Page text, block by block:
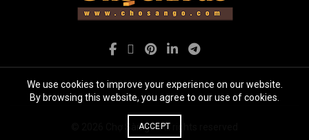
Chợ Sàn gỗ. All rights reserved
We use cookies to improve your experience on our website.
By browsing this website, you agree to our use of cookies.
ACCEPT